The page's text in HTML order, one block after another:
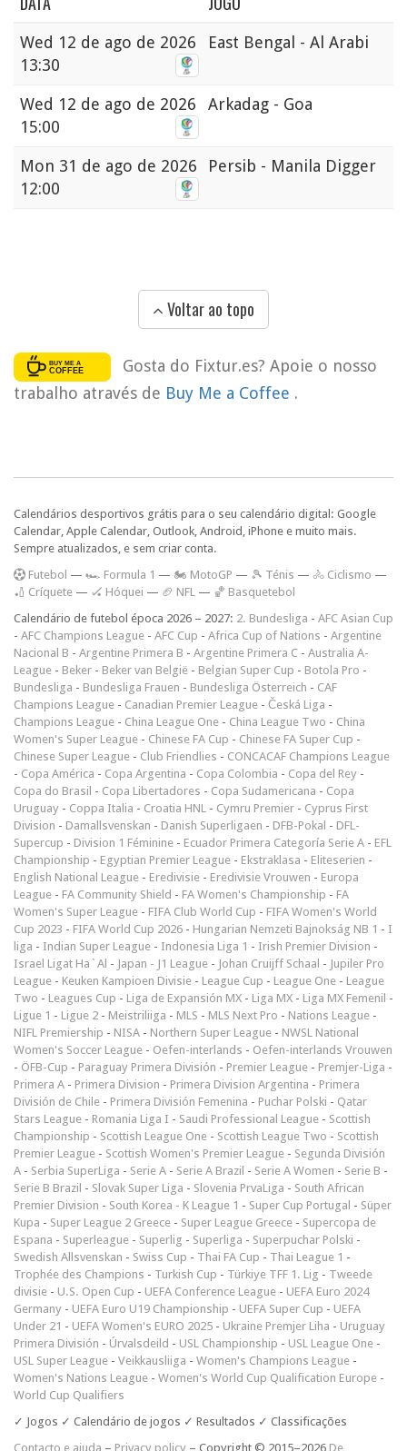
Wed 12 de ago de 2026
13:30
East Bengal - Al Arabi
Wed 12 de ago de 2026
15:00
Arkadag - Goa
Mon 31 de ago de 2026
12:00
Persib - Manila Digger
Voltar ao topo
Gosta do Fixtur.es? Apoie o nosso
trabalho através de Buy Me a Coffee .
Calendários desportivos grátis para o seu calendário digital: Google
Calendar, Apple Calendar, Outlook, Android, iPhone e muito mais.
Sempre atualizados, e sem criar conta.
Futebol — 🏎️ Formula 1 — 🏍 MotoGP — 🎾 Ténis — 🚴 Ciclismo —
🏏 Críquete — 🏑 Hóquei — 🏈 NFL — 🏀 Basquetebol
Calendário de futebol época 2026 – 2027: 2. Bundesliga - AFC Asian Cup
- AFC Champions League - AFC Cup - Africa Cup of Nations - Argentine
Nacional B - Argentine Primera B - Argentine Primera C - Australia A-
League - Beker - Beker van België - Belgian Super Cup - Botola Pro -
Bundesliga - Bundesliga Frauen - Bundesliga Österreich - CAF
Champions League - Canadian Premier League - Česká Liga -
Champions League - China League One - China League Two - China
Women's Super League - Chinese FA Cup - Chinese FA Super Cup -
Chinese Super League - Club Friendlies - CONCACAF Champions League
- Copa América - Copa Argentina - Copa Colombia - Copa del Rey -
Copa do Brasil - Copa Libertadores - Copa Sudamericana - Copa
Uruguay - Coppa Italia - Croatia HNL - Cymru Premier - Cyprus First
Division - Damallsvenskan - Danish Superligaen - DFB-Pokal - DFL-
Supercup - Division 1 Féminine - Ecuador Primera Categoría Serie A - EFL
Championship - Egyptian Premier League - Ekstraklasa - Eliteserien -
English National League - Eredivisie - Eredivisie Vrouwen - Europa
League - FA Community Shield - FA Women's Championship - FA
Women's Super League - FIFA Club World Cup - FIFA Women's World
Cup 2023 - FIFA World Cup 2026 - Hungarian Nemzeti Bajnokság NB 1 - I
liga - Indian Super League - Indonesia Liga 1 - Irish Premier Division -
Israel Ligat Ha`Al - Japan - J1 League - Johan Cruijff Schaal - Jupiler Pro
League - Keuken Kampioen Divisie - League Cup - League One - League
Two - Leagues Cup - Liga de Expansión MX - Liga MX - Liga MX Femenil -
Ligue 1 - Ligue 2 - Meistriliiga - MLS - MLS Next Pro - Nations League -
NIFL Premiership - NISA - Northern Super League - NWSL National
Women's Soccer League - Oefen-interlands - Oefen-interlands Vrouwen
- ÖFB-Cup - Paraguay Primera División - Premier League - Premjer-Liga -
Primera A - Primera Division - Primera Division Argentina - Primera
División de Chile - Primera División Femenina - Puchar Polski - Qatar
Stars League - Romania Liga I - Saudi Professional League - Scottish
Championship - Scottish League One - Scottish League Two - Scottish
Premier League - Scottish Women's Premier League - Segunda División
A - Serbia SuperLiga - Serie A - Serie A Brazil - Serie A Women - Serie B -
Serie B Brazil - Slovak Super Liga - Slovenia PrvaLiga - South African
Premier Division - South Korea - K League 1 - Super Cup Portugal - Süper
Kupa - Super League 2 Greece - Super League Greece - Supercopa de
Espana - Superleague - Superlig - Superliga - Superpuchar Polski -
Swedish Allsvenskan - Swiss Cup - Thai FA Cup - Thai League 1 -
Trophée des Champions - Turkish Cup - Türkiye TFF 1. Lig - Tweede
divisie - U.S. Open Cup - UEFA Conference League - UEFA Euro 2024
Germany - UEFA Euro U19 Championship - UEFA Super Cup - UEFA
Under 21 - UEFA Women's EURO 2025 - Ukraine Premjer Liha - Uruguay
Primera División - Úrvalsdeild - USL Championship - USL League One -
USL Super League - Veikkausliiga - Women's Champions League -
Women's Nations League - Women's World Cup Qualification Europe -
World Cup Qualifiers
✓ Jogos ✓ Calendário de jogos ✓ Resultados ✓ Classificações
Contacto e ajuda – Privacy policy – Copyright © 2015–2026 De